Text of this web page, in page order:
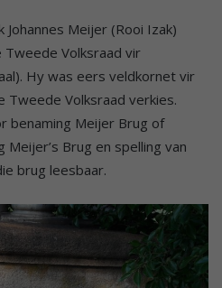
Meijer (Rooi Izak)
Volksraad vir
Hy was eers veldkornet vir
Tweede Volksraad verkies.
benaming Meijer Brug of
Meijer’s Brug en spelling van
brug leesbaar.